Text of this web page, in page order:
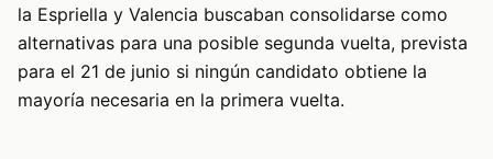
la Espriella y Valencia buscaban consolidarse como
alternativas para una posible segunda vuelta, prevista
para el 21 de junio si ningún candidato obtiene la
mayoría necesaria en la primera vuelta.